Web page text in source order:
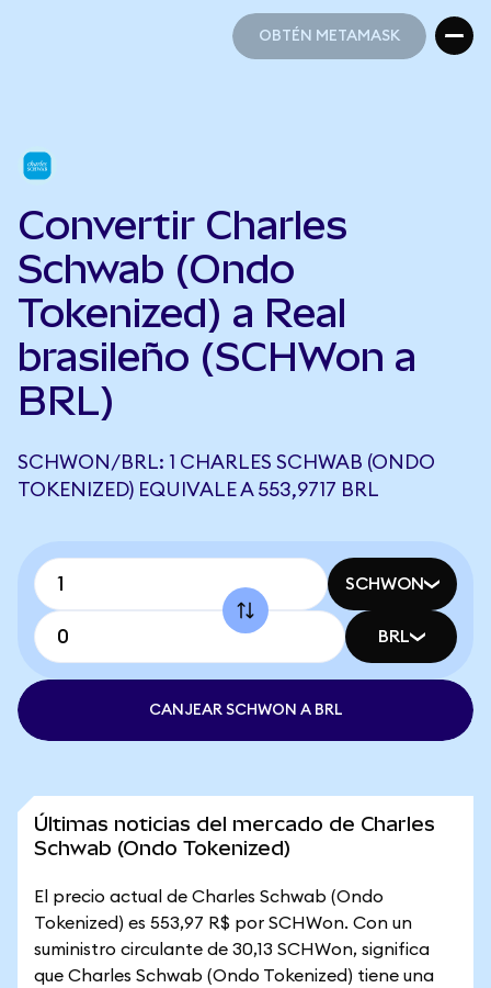
OBTÉN METAMASK
Convertir Charles
Schwab (Ondo
Tokenized) a Real
brasileño (SCHWon a
BRL)
SCHWON/BRL: 1 CHARLES SCHWAB (ONDO
TOKENIZED) EQUIVALE A 553,9717 BRL
SCHWON
BRL
CANJEAR SCHWON A BRL
Últimas noticias del mercado de Charles
Schwab (Ondo Tokenized)
El precio actual de Charles Schwab (Ondo
Tokenized) es 553,97 R$ por SCHWon. Con un
suministro circulante de 30,13 SCHWon, significa
que Charles Schwab (Ondo Tokenized) tiene una